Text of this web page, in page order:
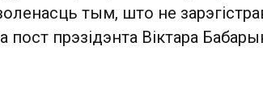
тым, што не
прэзідэнта Віктара